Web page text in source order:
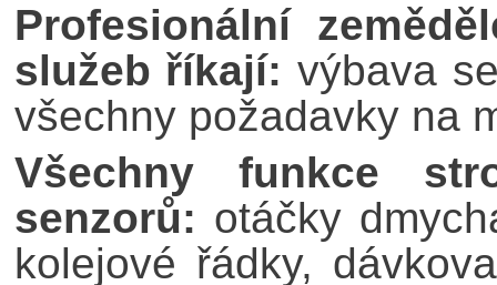
Profesionální
služeb říkají: výbava
všechny požadavky na
Všechny funkce
senzorů: otáčky
kolejové řádky,